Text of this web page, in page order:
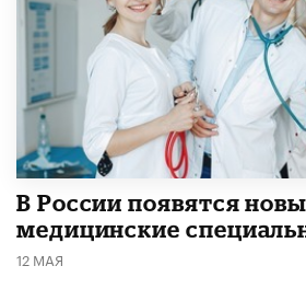
В России появятся
медицинские
12 МАЯ